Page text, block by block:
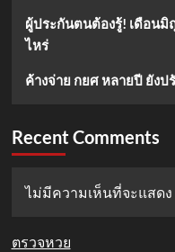
ผู้ประกันตนต้องรู้! เดือนมิ
ไหร่
ค้างจ่าย กยศ หลายปี ยัง
Recent Comments
ไม่มีความเห็นที่จะแสดง
ตรวจหวย